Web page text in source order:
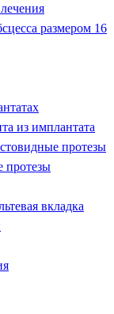
размером 16
из имплантата
протезы
протезы
вкладка